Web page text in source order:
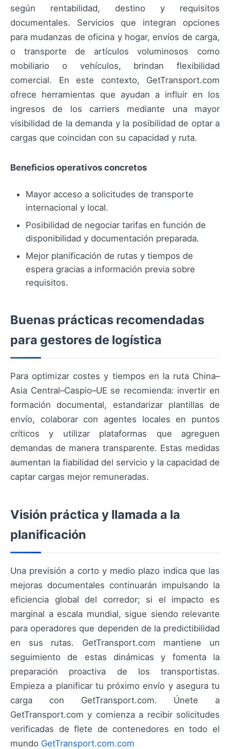
según rentabilidad, destino y requisitos
documentales. Servicios que integran opciones
para mudanzas de oficina y hogar, envíos de carga,
o transporte de artículos voluminosos como
mobiliario o vehículos, brindan flexibilidad
comercial. En este contexto, GetTransport.com
ofrece herramientas que ayudan a influir en los
ingresos de los carriers mediante una mayor
visibilidad de la demanda y la posibilidad de optar a
cargas que coincidan con su capacidad y ruta.
Beneficios operativos concretos
Mayor acceso a solicitudes de transporte
internacional y local.
Posibilidad de negociar tarifas en función de
disponibilidad y documentación preparada.
Mejor planificación de rutas y tiempos de
espera gracias a información previa sobre
requisitos.
Buenas prácticas recomendadas
para gestores de logística
Para optimizar costes y tiempos en la ruta China–
Asia Central–Caspio–UE se recomienda: invertir en
formación documental, estandarizar plantillas de
envío, colaborar con agentes locales en puntos
críticos y utilizar plataformas que agreguen
demandas de manera transparente. Estas medidas
aumentan la fiabilidad del servicio y la capacidad de
captar cargas mejor remuneradas.
Visión práctica y llamada a la
planificación
Una previsión a corto y medio plazo indica que las
mejoras documentales continuarán impulsando la
eficiencia global del corredor; si el impacto es
marginal a escala mundial, sigue siendo relevante
para operadores que dependen de la predictibilidad
en sus rutas. GetTransport.com mantiene un
seguimiento de estas dinámicas y fomenta la
preparación proactiva de los transportistas.
Empieza a planificar tu próximo envío y asegura tu
carga con GetTransport.com. Únete a
GetTransport.com y comienza a recibir solicitudes
verificadas de flete de contenedores en todo el
mundo GetTransport.com.com